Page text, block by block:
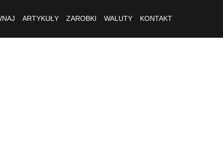
ARTYKUŁY ZAROBKI WALUTY KONTAKT